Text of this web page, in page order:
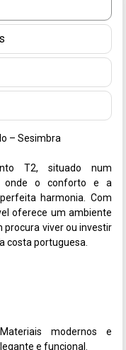
– Sesimbra
T2, situado num
onde o conforto e a
harmonia. Com
oferece um ambiente
procura viver ou investir
costa portuguesa.
modernos e
e funcional.